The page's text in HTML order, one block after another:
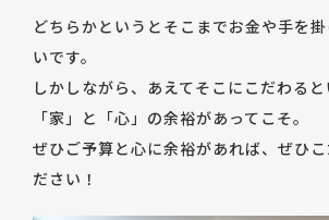
どちらかというとそこまでお金や手を
いです。
しかしながら、あえてそこにこだわる
「家」と「心」の余裕があってこそ。
ぜひご予算と心に余裕があれば、ぜひこ
ださい！